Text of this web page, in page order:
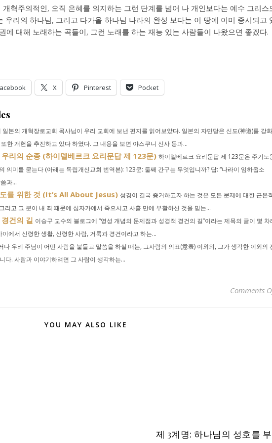
혁주의적인, 오직 은혜를 의지하는 그런 단계를 넘어 나 개인보다는 예수 그리스
우리의 하나님, 그리고 다가올 하나님 나라의 완성 보다는 이 땅에 이미 증시되고
에 대해 노래하는 곡들이, 그런 노래를 하는 재능 있는 사람들이 나왔으면 좋겠다.
X Pinterest Pocket
일본의 개혁장로교회 목사님이 우리 교회에 보낸 편지를 읽어보았다. 일본의 자민당은 신도(神道)를 강화
한 개헌을 추진하고 있다 하였다. 그 내용을 보면 야스쿠니 신사 등과...
리의 순종 (하이델베르크 요리문답 제 123문) 하이델베르크 요리문답 제 123문은 주기도
의미를 묻는다 (아래는 독립개신교회 번역본): 123문: 둘째 간구는 무엇입니까? 답: “나라이 임하옵소
과...
를 위한 것 (It’s All About Jesus) 성경이 결국 증거하고자 하는 것은 모든 문제에 대한 근본
리고 그 분이 내 죄 때문에 십자가에서 죽으시고 사흘 만에 부활하신 것을 믿는...
건의 길 이승구 교수의 블로그에 “영성 개념의 문제점과 성경적 경건의 길”이라는 제목의 글이 몇 차
에서 신령한 생활, 신령한 사람, 거룩과 경건이라고 하는...
나 우리 주님이 어떤 사람을 붙들고 말씀을 하실 때는, 그사람의 의표(意表) 이외의, 그가 생각한 이외의
다. 사람과 이야기하려면 그 사람이 생각하는...
Comments
YOU MAY ALSO LIKE
제 3계명: 하나님의 성호를 부